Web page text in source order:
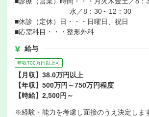
水／8：30～12：30
■休診（定休）日・・・日曜日、祝日
■応需科目・・・整形外科
給与
年収700万円以上可
【月収】38.0万円以上
【年収】500万円～750万円程度
【時給】2,500円～
※経験・能力を考慮し面接のうえ決定しま